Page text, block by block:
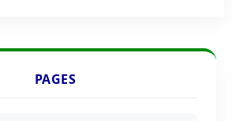
PAGES